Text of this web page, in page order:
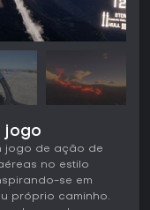
jogo
jogo de ação de
no estilo
se em
próprio caminho.